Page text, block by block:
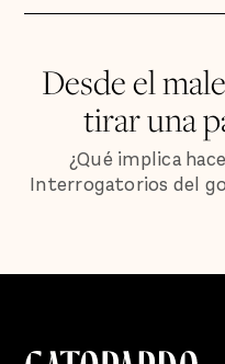
Desde el
tirar una
¿Qué implica
Interrogatorios del